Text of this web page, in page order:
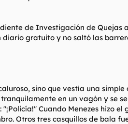
de Investigación de Quejas
gratuito y no saltó las
sino que vestía una
en un vagón y se
Cuando Menezes hizo
Otros tres casquillos de bala